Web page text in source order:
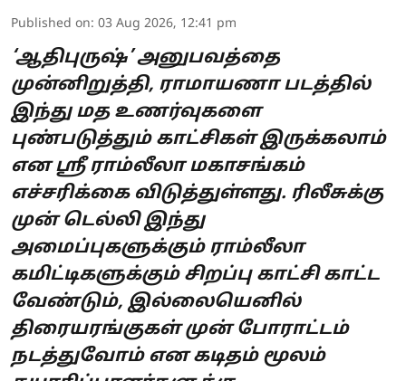
Published on: 03 Aug 2026, 12:41 pm
‘ஆதிபுருஷ்’ அனுபவத்தை
முன்னிறுத்தி, ராமாயணா படத்தில்
இந்து மத உணர்வுகளை
புண்படுத்தும் காட்சிகள் இருக்கலாம்
என ஸ்ரீ ராம்லீலா மகாசங்கம்
எச்சரிக்கை விடுத்துள்ளது. ரிலீசுக்கு
முன் டெல்லி இந்து
அமைப்புகளுக்கும் ராம்லீலா
கமிட்டிகளுக்கும் சிறப்பு காட்சி காட்ட
வேண்டும், இல்லையெனில்
திரையரங்குகள் முன் போராட்டம்
நடத்துவோம் என கடிதம் மூலம்